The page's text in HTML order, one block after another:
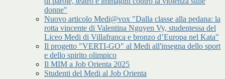
donne"
Nuovo articolo Medi@vox "Dalla classe alla pedana: la
rotta vincente di Valentina Nguyen Vy, studentessa del
Liceo Medi di Villafranca e bronzo d’Europa nel Kata"
Il progetto "VERTI-GO" al Medi all'insegna dello sport
e dello spirito olimpico
Il MIM a Job Orienta 2025
Studenti del Medi al Job Orienta